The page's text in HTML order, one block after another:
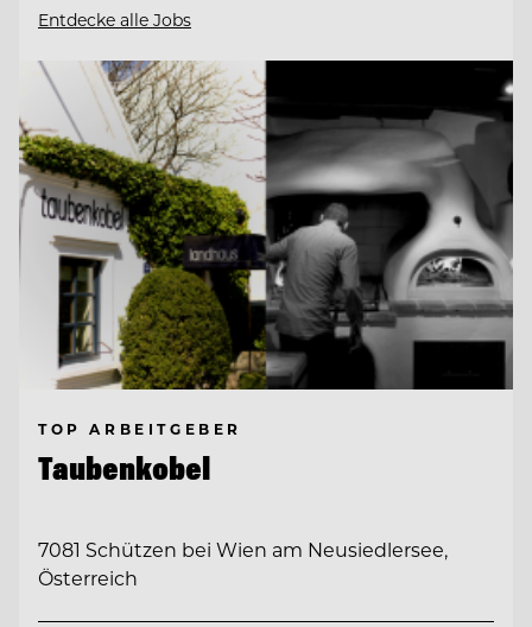
Entdecke alle Jobs
TOP ARBEITGEBER
Taubenkobel
7081 Schützen bei Wien am Neusiedlersee,
Österreich